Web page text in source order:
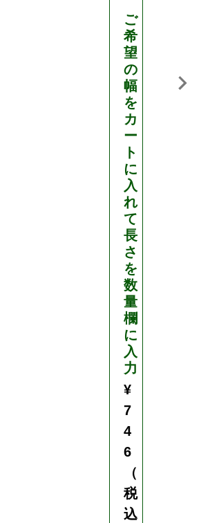
ご
希
望
の
幅
を
カ
ー
ト
に
入
れ
て
長
さ
を
数
量
欄
に
入
力
¥
7
4
6
（
税
込